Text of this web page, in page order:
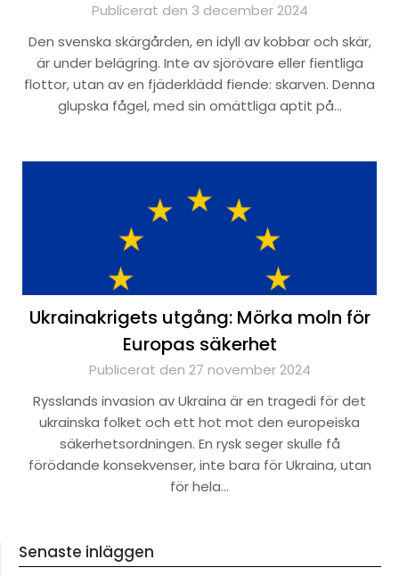
Publicerat den 3 december 2024
Den svenska skärgården, en idyll av kobbar och skär,
är under belägring. Inte av sjörövare eller fientliga
flottor, utan av en fjäderklädd fiende: skarven. Denna
glupska fågel, med sin omättliga aptit på…
Ukrainakrigets utgång: Mörka moln för
Europas säkerhet
Publicerat den 27 november 2024
Rysslands invasion av Ukraina är en tragedi för det
ukrainska folket och ett hot mot den europeiska
säkerhetsordningen. En rysk seger skulle få
förödande konsekvenser, inte bara för Ukraina, utan
för hela…
Senaste inläggen